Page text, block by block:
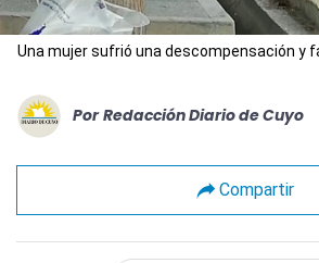
Una mujer sufrió una descompensación y
Por Redacción Diario de Cuyo
Compartir